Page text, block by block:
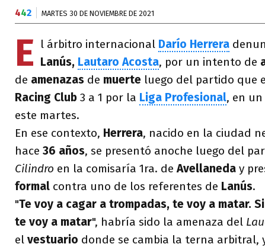
442 MARTES 30 DE NOVIEMBRE DE 2021
E l árbitro internacional Darío Herrera
Lanús, Lautaro Acosta, por un intento de
de amenazas de muerte luego del partido que
Racing Club 3 a 1 por la Liga Profesional, en
este martes.
En ese contexto, Herrera, nacido en la ciudad
hace 36 años, se presentó anoche luego del
Cilindro en la comisaría 1ra. deAvellaneda y
formal contra uno de los referentes de Lanús.
"Te voy a cagar a trompadas, te voy a matar.
te voy a matar", habría sido la amenaza del
el vestuario donde se cambia la terna arbitral,